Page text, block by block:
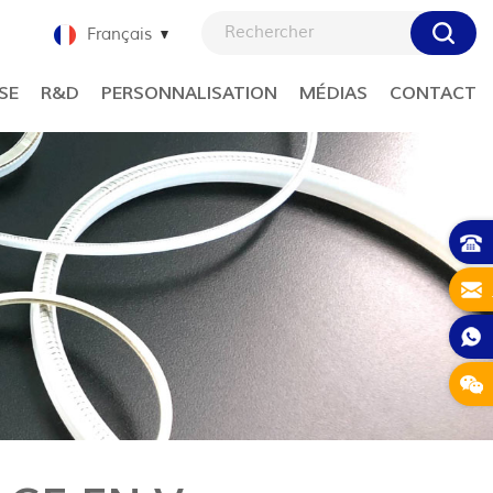
Français
R&D PERSONNALISATION MÉDIAS CONTACT